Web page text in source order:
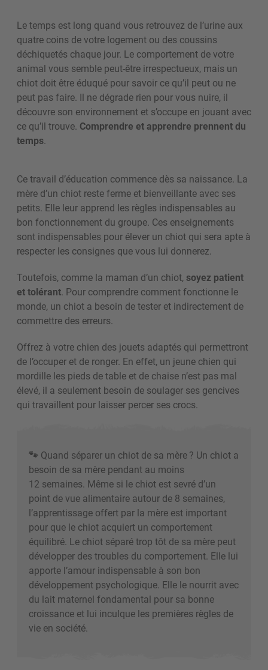
Le temps est long quand vous retrouvez de l’urine aux
quatre coins de votre logement ou des coussins
déchiquetés chaque jour. Le comportement de votre
animal vous semble peut-être irrespectueux, mais un
chiot doit être éduqué pour savoir ce qu’il peut ou ne
peut pas faire. Il ne dégrade rien pour vous nuire, il
découvre son environnement et s’occupe en jouant avec
ce qu’il trouve. Comprendre et apprendre prennent du
temps.
Ce travail d’éducation commence dès sa naissance. La
mère d’un chiot reste ferme et bienveillante avec ses
petits. Elle leur apprend les règles indispensables au
bon fonctionnement du groupe. Ces enseignements
sont indispensables pour élever un chiot qui sera apte à
respecter les consignes que vous lui donnerez.
Toutefois, comme la maman d’un chiot, soyez patient
et tolérant. Pour comprendre comment fonctionne le
monde, un chiot a besoin de tester et indirectement de
commettre des erreurs.
Offrez à votre chien des jouets adaptés qui permettront
de l’occuper et de ronger. En effet, un jeune chien qui
mordille les pieds de table et de chaise n’est pas mal
élevé, il a seulement besoin de soulager ses gencives
qui travaillent pour laisser percer ses crocs.
🐾 Quand séparer un chiot de sa mère? Un chiot a
besoin de sa mère pendant au moins
12 semaines. Même si le chiot est sevré d’un
point de vue alimentaire autour de 8 semaines,
l’apprentissage offert par la mère est important
pour que le chiot acquiert un comportement
équilibré. Le chiot séparé trop tôt de sa mère peut
développer des troubles du comportement. Elle lui
apporte l’amour indispensable à son bon
développement psychologique. Elle le nourrit avec
du lait maternel fondamental pour sa bonne
croissance et lui inculque les premières règles de
vie en société.